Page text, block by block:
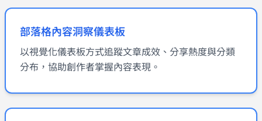
部落格內容洞察儀表板
以視覺化儀表板方式追蹤文章成效、分享熱度與分類
分布，協助創作者掌握內容表現。